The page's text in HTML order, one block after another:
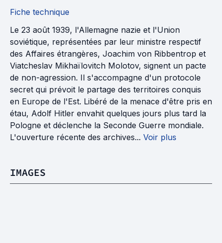
Fiche technique
Le 23 août 1939, l'Allemagne nazie et l'Union
soviétique, représentées par leur ministre respectif
des Affaires étrangères, Joachim von Ribbentrop et
Viatcheslav Mikhaïlovitch Molotov, signent un pacte
de non-agression. Il s'accompagne d'un protocole
secret qui prévoit le partage des territoires conquis
en Europe de l'Est. Libéré de la menace d'être pris en
étau, Adolf Hitler envahit quelques jours plus tard la
Pologne et déclenche la Seconde Guerre mondiale.
L'ouverture récente des archives... Voir plus
IMAGES